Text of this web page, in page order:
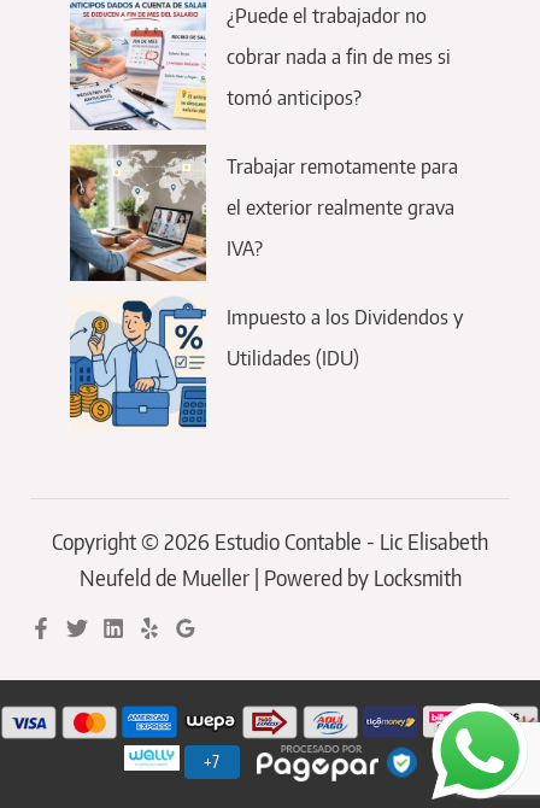
¿Puede el trabajador no
cobrar nada a fin de mes si
tomó anticipos?
Trabajar remotamente para
el exterior realmente grava
IVA?
Impuesto a los Dividendos y
Utilidades (IDU)
Copyright © 2026 Estudio Contable - Lic Elisabeth
Neufeld de Mueller | Powered by Locksmith